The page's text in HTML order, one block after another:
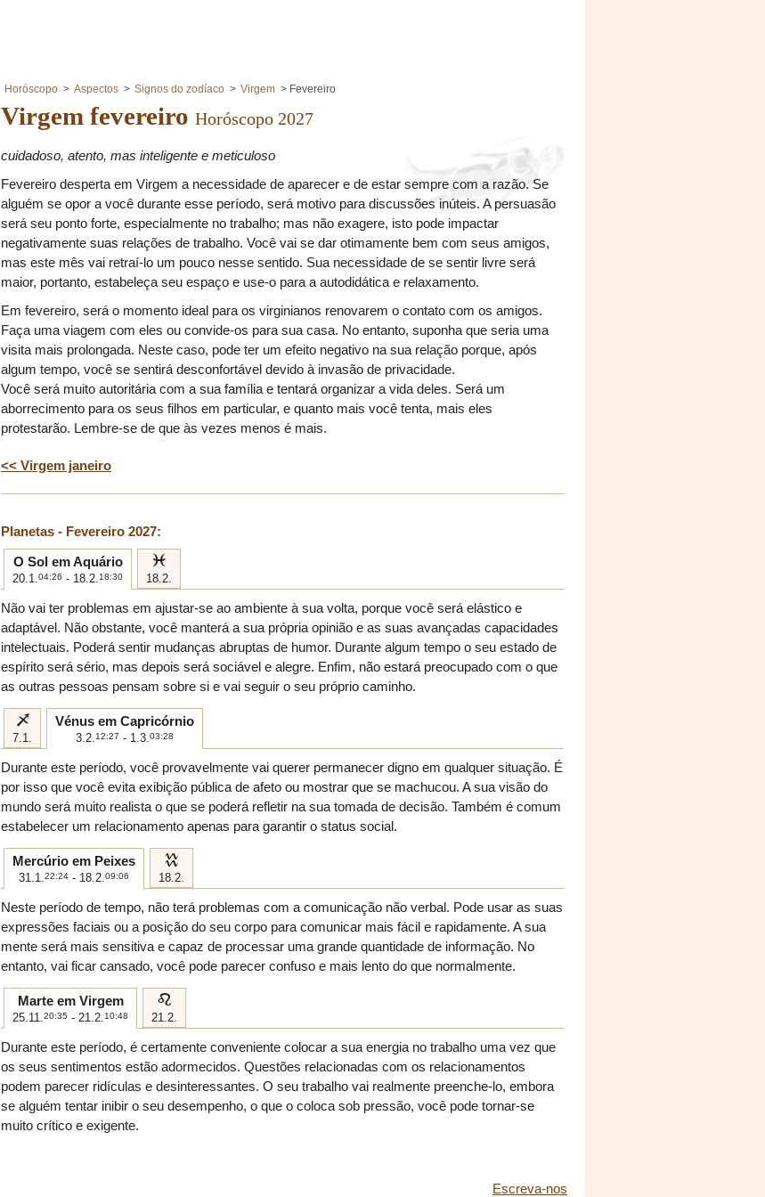
Horóscopo Aspectos Signos do zodíaco Virgem Fevereiro
Virgem fevereiro Horóscopo 2027
cuidadoso, atento, mas inteligente e meticuloso
Fevereiro desperta em Virgem a necessidade de aparecer e de estar sempre com a razão. Se
alguém se opor a você durante esse período, será motivo para discussões inúteis. A persuasão
será seu ponto forte, especialmente no trabalho; mas não exagere, isto pode impactar
negativamente suas relações de trabalho. Você vai se dar otimamente bem com seus amigos,
mas este mês vai retraí-lo um pouco nesse sentido. Sua necessidade de se sentir livre será
maior, portanto, estabeleça seu espaço e use-o para a autodidática e relaxamento.
Em fevereiro, será o momento ideal para os virginianos renovarem o contato com os amigos.
Faça uma viagem com eles ou convide-os para sua casa. No entanto, suponha que seria uma
visita mais prolongada. Neste caso, pode ter um efeito negativo na sua relação porque, após
algum tempo, você se sentirá desconfortável devido à invasão de privacidade.
Você será muito autoritária com a sua família e tentará organizar a vida deles. Será um
aborrecimento para os seus filhos em particular, e quanto mais você tenta, mais eles
protestarão. Lembre-se de que às vezes menos é mais.
<< Virgem janeiro
Planetas - Fevereiro 2027:
O Sol em Aquário
20.1. 04:26 - 18.2. 18:30
l
18.2.
Não vai ter problemas em ajustar-se ao ambiente à sua volta, porque você será elástico e
adaptável. Não obstante, você manterá a sua própria opinião e as suas avançadas capacidades
intelectuais. Poderá sentir mudanças abruptas de humor. Durante algum tempo o seu estado de
espírito será sério, mas depois será sociável e alegre. Enfim, não estará preocupado com o que
as outras pessoas pensam sobre si e vai seguir o seu próprio caminho.
i
7.1.
Vénus em Capricórnio
3.2. 12:27 - 1.3. 03:28
Durante este período, você provavelmente vai querer permanecer digno em qualquer situação. É
por isso que você evita exibição pública de afeto ou mostrar que se machucou. A sua visão do
mundo será muito realista o que se poderá refletir na sua tomada de decisão. Também é comum
estabelecer um relacionamento apenas para garantir o status social.
Mercúrio em Peixes
31.1. 22:24 - 18.2. 09:06
k
18.2.
Neste período de tempo, não terá problemas com a comunicação não verbal. Pode usar as suas
expressões faciais ou a posição do seu corpo para comunicar mais fácil e rapidamente. A sua
mente será mais sensitiva e capaz de processar uma grande quantidade de informação. No
entanto, vai ficar cansado, você pode parecer confuso e mais lento do que normalmente.
Marte em Virgem
25.11. 20:35 - 21.2. 10:48
e
21.2.
Durante este período, é certamente conveniente colocar a sua energia no trabalho uma vez que
os seus sentimentos estão adormecidos. Questões relacionadas com os relacionamentos
podem parecer ridículas e desinteressantes. O seu trabalho vai realmente preenche-lo, embora
se alguém tentar inibir o seu desempenho, o que o coloca sob pressão, você pode tornar-se
muito crítico e exigente.
Escreva-nos